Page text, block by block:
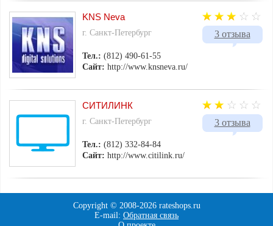
3 отзыва
KNS Neva
г. Санкт-Петербург
Тел.:(812) 490-61-55
Сайт: http://www.knsneva.ru/
3 отзыва
СИТИЛИНК
г. Санкт-Петербург
Тел.:(812) 332-84-84
Сайт: http://www.citilink.ru/
Copyright © 2008-2026 rateshops.ru
E-mail: Обратная связь